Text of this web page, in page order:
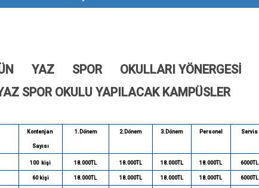
YAZ SPOR OKULLARI YÖNERGESİ
SPOR OKULU YAPILACAK KAMPÜSLER
Kontenjan
Sayısı
1.Dönem 2.Dönem 3.Dönem Personel Servis
100 kişi 18.000TL 18.000TL 18.000TL 18.000TL 6000TL
60 kişi 18.000TL 18.000TL 18.000TL 18.000TL 6000TL